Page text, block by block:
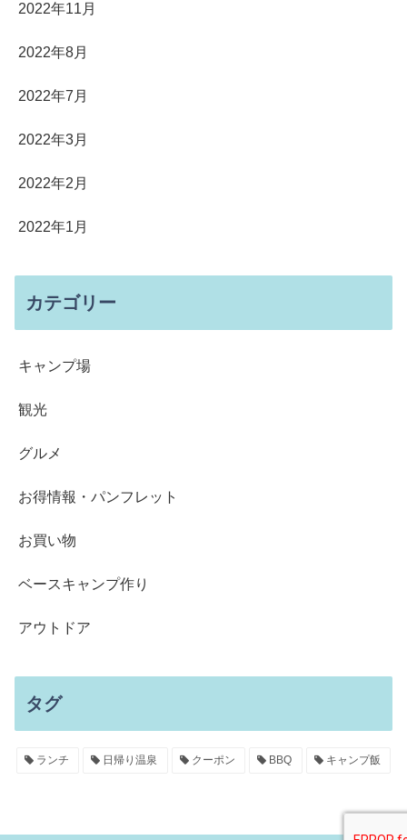
2022年11月
2022年8月
2022年7月
2022年3月
2022年2月
2022年1月
カテゴリー
キャンプ場
観光
グルメ
お得情報・パンフレット
お買い物
ベースキャンプ作り
アウトドア
タグ
ランチ 日帰り温泉 クーポン BBQ キャンプ飯